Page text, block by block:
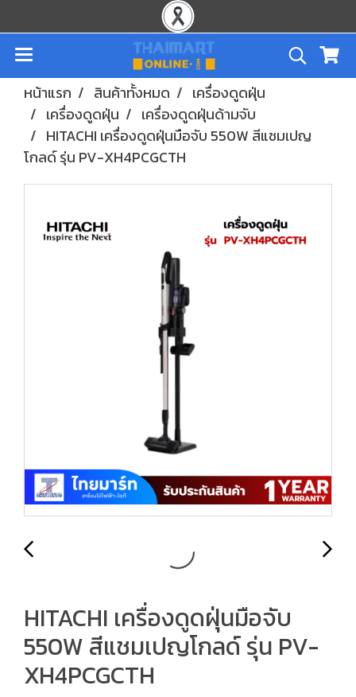
หน้าแรก สินค้าทั้งหมด
เครื่องดูดฝุ่น
เครื่องดูดฝุ่น
เครื่องดูดฝุ่นด้ามจับ
HITACHI เครื่องดูดฝุ่นมือจับ 550W สีแชมเปญ
โกลด์ รุ่น PV-XH4PCGCTH
HITACHI เครื่องดูดฝุ่นมือจับ
550W สีแชมเปญโกลด์ รุ่น PV-
XH4PCGCTH